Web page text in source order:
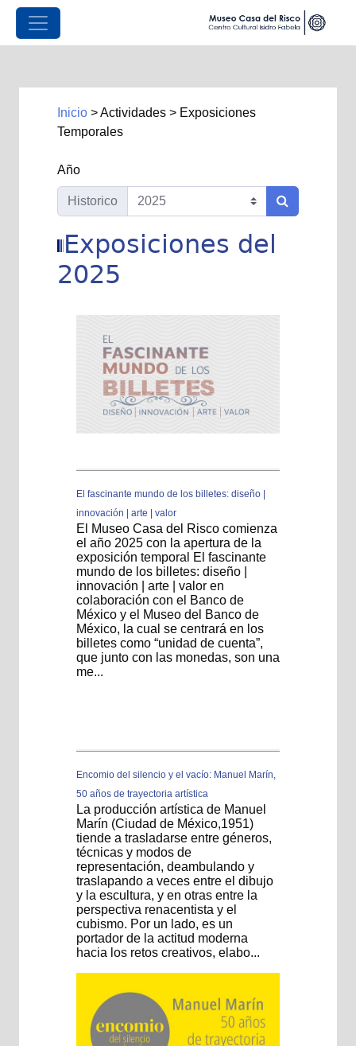
Inicio >Actividades > Exposiciones
Temporales
Año
Historico
Exposiciones del
2025
El fascinante mundo de los billetes: diseño |
innovación | arte | valor
El Museo Casa del Risco comienza
el año 2025 con la apertura de la
exposición temporal El fascinante
mundo de los billetes: diseño |
innovación | arte | valor en
colaboración con el Banco de
México y el Museo del Banco de
México, la cual se centrará en los
billetes como “unidad de cuenta”,
que junto con las monedas, son una
me...
Encomio del silencio y el vacío: Manuel Marín,
50 años de trayectoria artística
La producción artística de Manuel
Marín (Ciudad de México,1951)
tiende a trasladarse entre géneros,
técnicas y modos de
representación, deambulando y
traslapando a veces entre el dibujo
y la escultura, y en otras entre la
perspectiva renacentista y el
cubismo. Por un lado, es un
portador de la actitud moderna
hacia los retos creativos, elabo...